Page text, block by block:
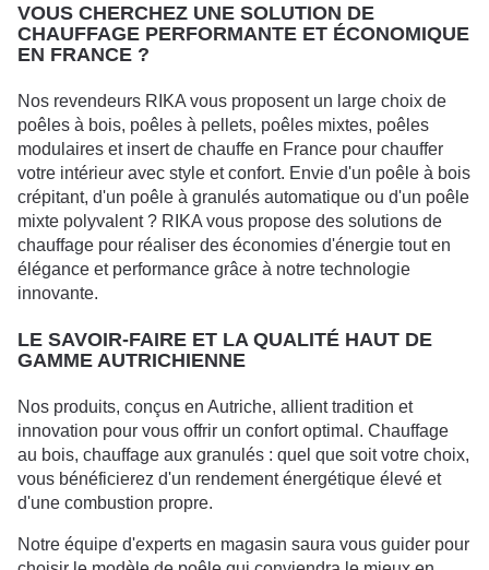
VOUS CHERCHEZ UNE SOLUTION DE
CHAUFFAGE PERFORMANTE ET ÉCONOMIQUE
EN FRANCE ?
Nos revendeurs RIKA vous proposent un large choix de
poêles à bois, poêles à pellets, poêles mixtes, poêles
modulaires et insert de chauffe en France pour chauffer
votre intérieur avec style et confort. Envie d'un poêle à bois
crépitant, d'un poêle à granulés automatique ou d'un poêle
mixte polyvalent ? RIKA vous propose des solutions de
chauffage pour réaliser des économies d'énergie tout en
élégance et performance grâce à notre technologie
innovante.
LE SAVOIR-FAIRE ET LA QUALITÉ HAUT DE
GAMME AUTRICHIENNE
Nos produits, conçus en Autriche, allient tradition et
innovation pour vous offrir un confort optimal. Chauffage
au bois, chauffage aux granulés : quel que soit votre choix,
vous bénéficierez d'un rendement énergétique élevé et
d'une combustion propre.
Notre équipe d'experts en magasin saura vous guider pour